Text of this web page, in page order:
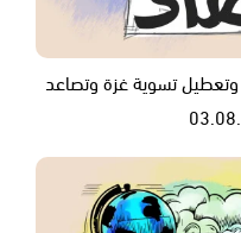
وتعطيل تسوية غزة وتصاعد